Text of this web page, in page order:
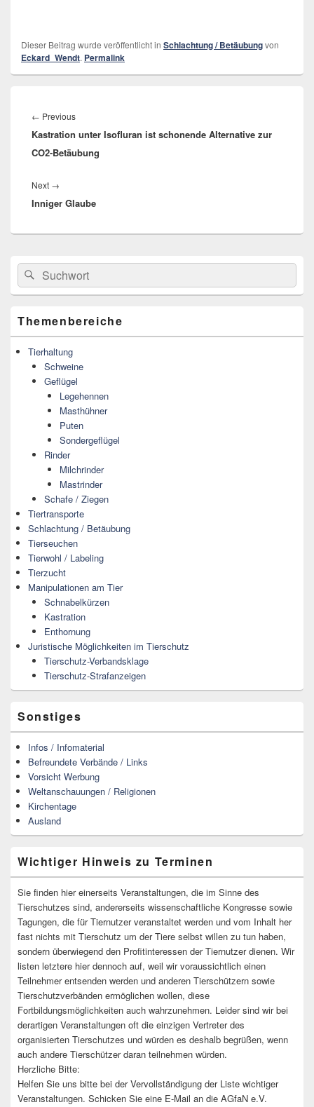
Dieser Beitrag wurde veröffentlicht in Schlachtung / Betäubungvon
Eckard_Wendt. Permalink
← Previous
post:
Kastration unter Isofluran ist schonende Alternative zur
CO2-Betäubung
Next →
post:
Inniger Glaube
Primärer
Seitenleisten
Widget-
Bereich
Search
for:
Suche
Themenbereiche
Tierhaltung
Schweine
Geflügel
Legehennen
Masthühner
Puten
Sondergeflügel
Rinder
Milchrinder
Mastrinder
Schafe / Ziegen
Tiertransporte
Schlachtung / Betäubung
Tierseuchen
Tierwohl / Labeling
Tierzucht
Manipulationen am Tier
Schnabelkürzen
Kastration
Enthornung
Juristische Möglichkeiten im Tierschutz
Tierschutz-Verbandsklage
Tierschutz-Strafanzeigen
Sonstiges
Infos / Infomaterial
Befreundete Verbände / Links
Vorsicht Werbung
Weltanschauungen / Religionen
Kirchentage
Ausland
Wichtiger Hinweis zu Terminen
Sie finden hier einerseits Veranstaltungen, die im Sinne des
Tierschutzes sind, andererseits wissenschaftliche Kongresse sowie
Tagungen, die für Tiernutzer veranstaltet werden und vom Inhalt her
fast nichts mit Tierschutz um der Tiere selbst willen zu tun haben,
sondern überwiegend den Profitinteressen der Tiernutzer dienen. Wir
listen letztere hier dennoch auf, weil wir voraussichtlich einen
Teilnehmer entsenden werden und anderen Tierschützern sowie
Tierschutzverbänden ermöglichen wollen, diese
Fortbildungsmöglichkeiten auch wahrzunehmen. Leider sind wir bei
derartigen Veranstaltungen oft die einzigen Vertreter des
organisierten Tierschutzes und würden es deshalb begrüßen, wenn
auch andere Tierschützer daran teilnehmen würden.
Herzliche Bitte:
Helfen Sie uns bitte bei der Vervollständigung der Liste wichtiger
Veranstaltungen. Schicken Sie eine E-Mail an die AGfaN e.V.